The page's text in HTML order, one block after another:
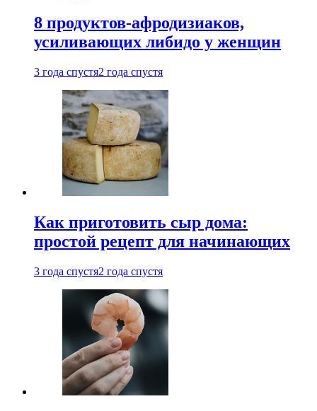
8 продуктов-афродизиаков,
усиливающих либидо у женщин
3 года спустя2 года спустя
Как приготовить сыр дома:
простой рецепт для начинающих
3 года спустя2 года спустя